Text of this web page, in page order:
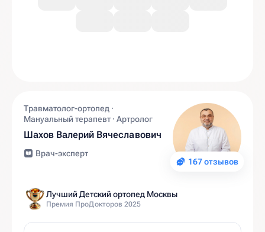
167 отзывов
Травматолог-ортопед ·
Мануальный терапевт · Артролог
Шахов Валерий Вячеславович
Врач-эксперт
Лучший Детский ортопед Москвы
Премия ПроДокторов 2025